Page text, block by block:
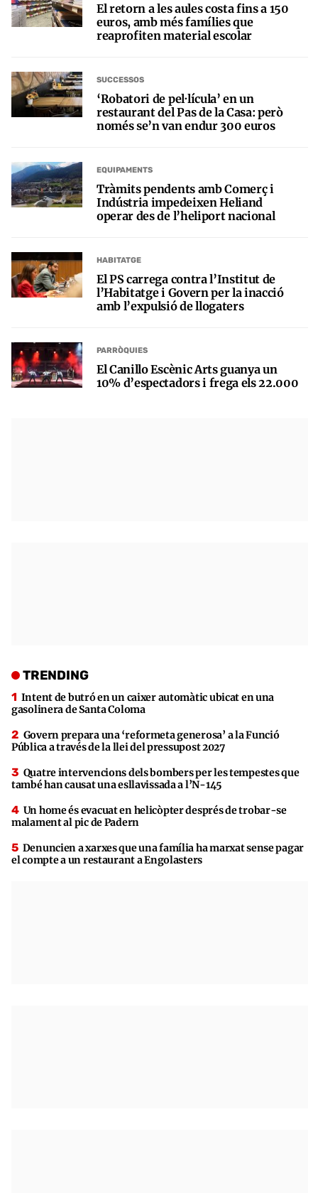
El retorn a les aules costa fins a 150
euros, amb més famílies que
reaprofiten material escolar
SUCCESSOS
‘Robatori de pel·lícula’ en un
restaurant del Pas de la Casa: però
només se’n van endur 300 euros
EQUIPAMENTS
Tràmits pendents amb Comerç i
Indústria impedeixen Heliand
operar des de l’heliport nacional
HABITATGE
El PS carrega contra l’Institut de
l’Habitatge i Govern per la inacció
amb l’expulsió de llogaters
PARRÒQUIES
El Canillo Escènic Arts guanya un
10% d’espectadors i frega els 22.000
TRENDING
Intent de butró en un caixer automàtic ubicat en una
gasolinera de Santa Coloma
Govern prepara una ‘reformeta generosa’ a la Funció
Pública a través de la llei del pressupost 2027
Quatre intervencions dels bombers per les tempestes que
també han causat una esllavissada a l’N-145
Un home és evacuat en helicòpter després de trobar-se
malament al pic de Padern
Denuncien a xarxes que una família ha marxat sense pagar
el compte a un restaurant a Engolasters